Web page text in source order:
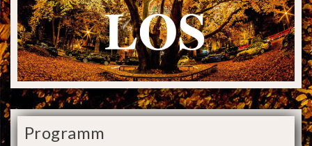
Programm